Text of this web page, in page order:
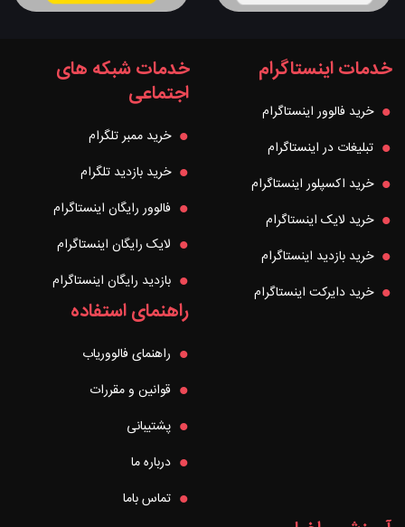
خدمات اینستاگرام
خرید فالوور اینستاگرام
تبلیغات در اینستاگرام
خرید اکسپلور اینستاگرام
خرید لایک اینستاگرام
خرید بازدید اینستاگرام
خرید دایرکت اینستاگرام
خدمات شبکه های
اجتماعی
خرید ممبر تلگرام
خرید بازدید تلگرام
فالوور رایگان اینستاگرام
لایک رایگان اینستاگرام
بازدید رایگان اینستاگرام
راهنمای استفاده
راهنمای فالووریاب
قوانین و مقررات
پشتیبانی
درباره ما
تماس باما